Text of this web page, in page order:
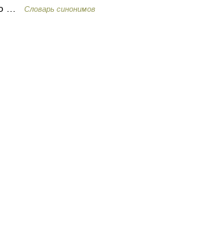
…
Словарь синонимов